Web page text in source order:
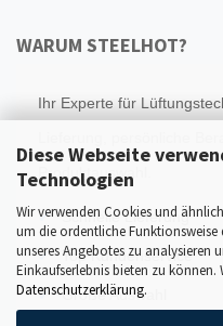
Diese Webseite
Technologien
Wir verwenden Cookies und
um die ordentliche Funktionsweise
unseres Angebotes zu analysieren
Einkaufserlebnis bieten zu
Datenschutzerklärung.
WARUM STEELHOT?
Ihr Experte für
Produktauswahl.
Schnelle Lieferung
Top Kundenservice
Große Auswahl